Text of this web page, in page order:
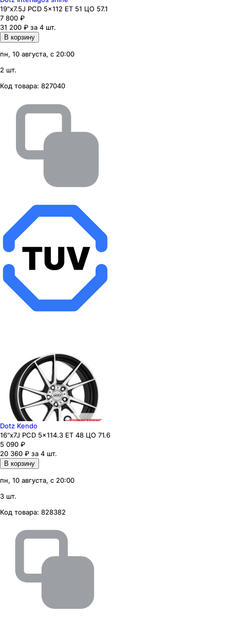
19"x7.5J PCD 5x112 ЕТ 51 ЦО 57.1
7 800 ₽
31 200 ₽ за 4 шт.
В корзину
пн, 10 августа, с 20:00
2 шт.
Код товара: 827040
Dotz Kendo
16"x7J PCD 5x114.3 ЕТ 48 ЦО 71.6
5 090 ₽
20 360 ₽ за 4 шт.
В корзину
пн, 10 августа, с 20:00
3 шт.
Код товара: 828382